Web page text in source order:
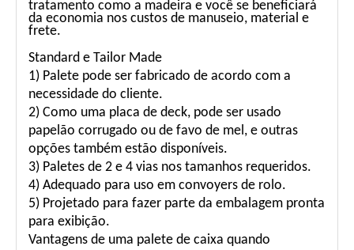
tratamento como a madeira e você se beneficiará
da economia nos custos de manuseio, material e
frete.
Standard e Tailor Made
1) Palete pode ser fabricado de acordo com a
necessidade do cliente.
2) Como uma placa de deck, pode ser usado
papelão corrugado ou de favo de mel, e outras
opções também estão disponíveis.
3) Paletes de 2 e 4 vias nos tamanhos requeridos.
4) Adequado para uso em convoyers de rolo.
5) Projetado para fazer parte da embalagem pronta
para exibição.
Vantagens de uma palete de caixa quando